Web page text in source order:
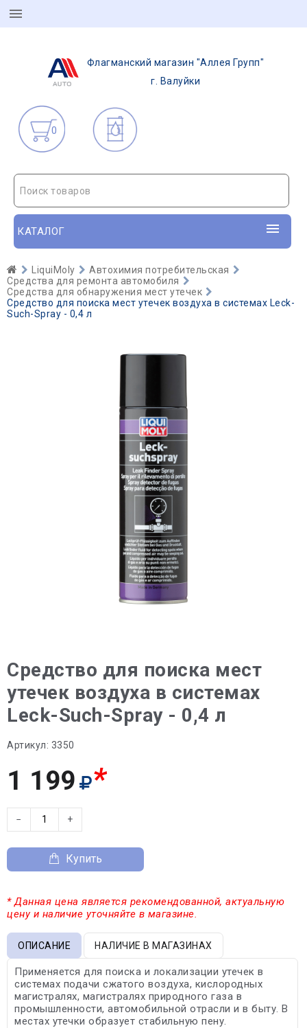
Флагманский магазин "Аллея Групп"
г. Валуйки
0
Поиск товаров
КАТАЛОГ
LiquiMoly
Автохимия потребительская
Средства для ремонта автомобиля
Средства для обнаружения мест утечек
Средство для поиска мест утечек воздуха в системах Leck-
Such-Spray - 0,4 л
Средство для поиска мест
утечек воздуха в системах
Leck-Such-Spray - 0,4 л
Артикул: 3350
1 199 *
− +
Купить
* Данная цена является рекомендованной, актуальную
цену и наличие уточняйте в магазине.
ОПИСАНИЕ НАЛИЧИЕ В МАГАЗИНАХ
Применяется для поиска и локализации утечек в
системах подачи сжатого воздуха, кислородных
магистралях, магистралях природного газа в
промышленности, автомобильной отрасли и в быту. В
местах утечки образует стабильную пену.